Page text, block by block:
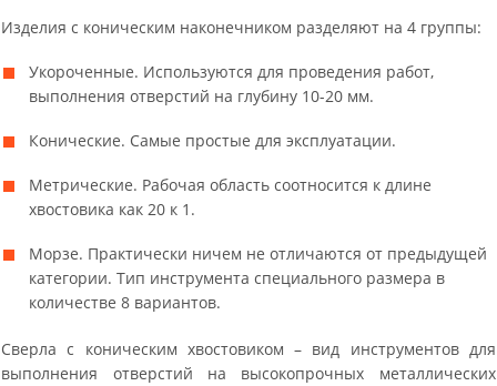
Изделия с коническим наконечником разделяют на 4 группы:
Укороченные. Используются для проведения работ,
выполнения отверстий на глубину 10-20 мм.
Конические. Самые простые для эксплуатации.
Метрические. Рабочая область соотносится к длине
хвостовика как 20 к 1.
Морзе. Практически ничем не отличаются от предыдущей
категории. Тип инструмента специального размера в
количестве 8 вариантов.
Сверла с коническим хвостовиком – вид инструментов для
выполнения отверстий на высокопрочных металлических